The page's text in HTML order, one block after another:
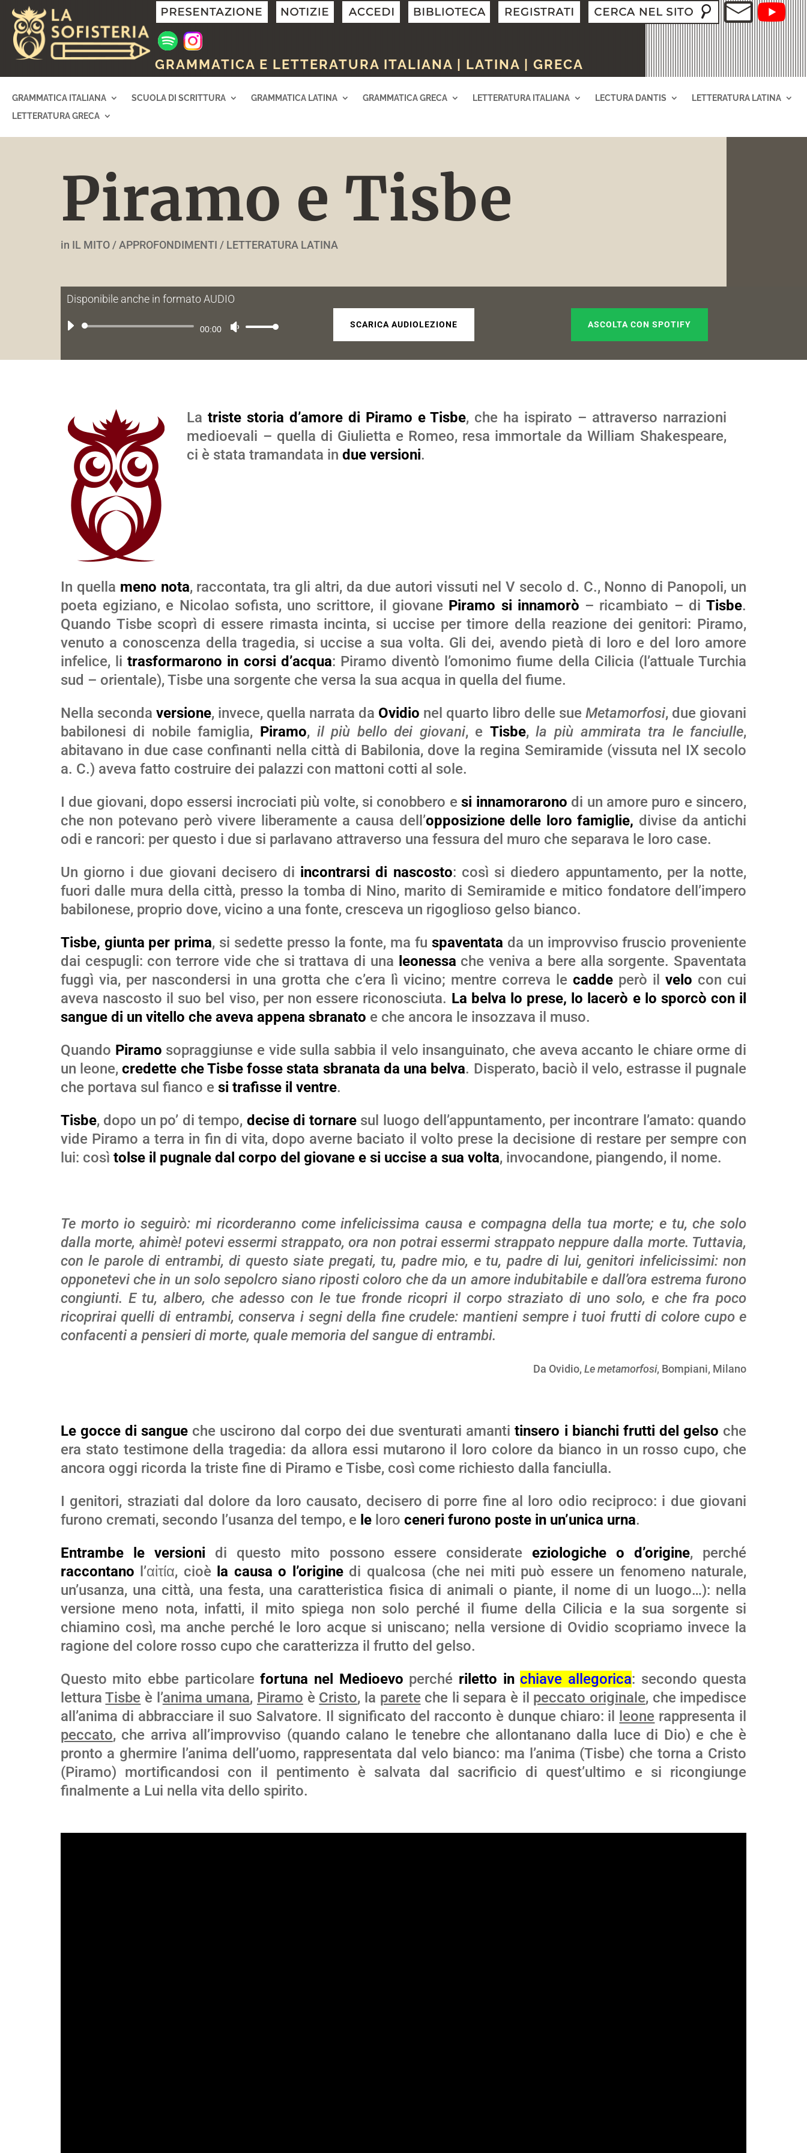
GRAMMATICA E LETTERATURA ITALIANA | LATINA | GRECA
GRAMMATICA ITALIANA SCUOLA DI SCRITTURA GRAMMATICA LATINA GRAMMATICA GRECA LETTERATURA ITALIANA LECTURA DANTIS
LETTERATURA LATINA
LETTERATURA GRECA
Piramo e Tisbe
in IL MITO / APPROFONDIMENTI / LETTERATURA LATINA
Disponibile anche in formato AUDIO
Audio
00:00
Usa
per
aumentare
o
SCARICA AUDIOLEZIONE ASCOLTA CON SPOTIFY
Latriste storia d’amore di Piramo e Tisbe, che ha ispirato – attraverso narrazioni
medioevali – quella di Giulietta e Romeo, resa immortale da William Shakespeare,
ci è stata tramandata indue versioni.
In quella meno nota, raccontata, tra gli altri, da due autori vissuti nel V secolo d. C., Nonno di Panopoli, un
poeta egiziano, e Nicolao sofista, uno scrittore, il giovane Piramo si innamorò – ricambiato – diTisbe.
Quando Tisbe scoprì di essere rimasta incinta, si uccise per timore della reazione dei genitori: Piramo,
venuto a conoscenza della tragedia, si uccise a sua volta. Gli dei, avendo pietà di loro e del loro amore
infelice, litrasformarono in corsi d’acqua: Piramo diventò l’omonimo fiume della Cilicia (l’attuale Turchia
sud – orientale), Tisbe una sorgente che versa la sua acqua in quella del fiume.
Nella seconda versione, invece, quella narrata da Ovidio nel quarto libro delle sueMetamorfosi, due giovani
babilonesi di nobile famiglia, Piramo, il più bello dei giovani, e Tisbe,la più ammirata tra le fanciulle,
abitavano in due case confinanti nella città di Babilonia, dove la regina Semiramide (vissuta nel IX secolo
a. C.) aveva fatto costruire dei palazzi con mattoni cotti al sole.
I due giovani, dopo essersi incrociati più volte, si conobbero esi innamorarono di un amore puro e sincero,
che non potevano però vivere liberamente a causa dell’opposizione delle loro famiglie, divise da antichi
odi e rancori: per questo i due si parlavano attraverso una fessura del muro che separava le loro case.
Un giorno i due giovani decisero di incontrarsi di nascosto: così si diedero appuntamento, per la notte,
fuori dalle mura della città, presso la tomba di Nino, marito di Semiramide e mitico fondatore dell’impero
babilonese, proprio dove, vicino a una fonte, cresceva un rigoglioso gelso bianco.
Tisbe, giunta per prima, si sedette presso la fonte, ma fuspaventata da un improvviso fruscio proveniente
dai cespugli: con terrore vide che si trattava di una leonessa che veniva a bere alla sorgente. Spaventata
fuggì via, per nascondersi in una grotta che c’era lì vicino; mentre correva lecadde però ilvelo con cui
aveva nascosto il suo bel viso, per non essere riconosciuta. La belva lo prese, lo lacerò e lo sporcò con il
sangue di un vitello che aveva appena sbranato e che ancora le insozzava il muso.
Quando Piramo sopraggiunse e vide sulla sabbia il velo insanguinato, che aveva accanto le chiare orme di
un leone,credette che Tisbe fosse stata sbranata da una belva. Disperato, baciò il velo, estrasse il pugnale
che portava sul fianco e si trafisse il ventre.
Tisbe, dopo un po’ di tempo, decise di tornaresul luogo dell’appuntamento, per incontrare l’amato: quando
vide Piramo a terra in fin di vita, dopo averne baciato il volto prese la decisione di restare per sempre con
lui: così tolse il pugnale dal corpo del giovane e si uccise a sua volta, invocandone, piangendo, il nome.
Te morto io seguirò: mi ricorderanno come infelicissima causa e compagna della tua morte; e tu, che solo
dalla morte, ahimè! potevi essermi strappato, ora non potrai essermi strappato neppure dalla morte. Tuttavia,
con le parole di entrambi, di questo siate pregati, tu, padre mio, e tu, padre di lui, genitori infelicissimi: non
opponetevi che in un solo sepolcro siano riposti coloro che da un amore indubitabile e dall’ora estrema furono
congiunti. E tu, albero, che adesso con le tue fronde ricopri il corpo straziato di uno solo, e che fra poco
ricoprirai quelli di entrambi, conserva i segni della fine crudele: mantieni sempre i tuoi frutti di colore cupo e
confacenti a pensieri di morte, quale memoria del sangue di entrambi.
Da Ovidio,Le metamorfosi, Bompiani, Milano
Le gocce di sangue che uscirono dal corpo dei due sventurati amantitinsero i bianchi frutti del gelso che
era stato testimone della tragedia: da allora essi mutarono il loro colore da bianco in un rosso cupo, che
ancora oggi ricorda la triste fine di Piramo e Tisbe, così come richiesto dalla fanciulla.
I genitori, straziati dal dolore da loro causato, decisero di porre fine al loro odio reciproco: i due giovani
furono cremati, secondo l’usanza del tempo, e leloro ceneri furono poste in un’unica urna.
Entrambe le versioni di questo mito possono essere considerateeziologiche o d’origine, perché
raccontano l’αἰτία, cioè la causa o l’originedi qualcosa (che nei miti può essere un fenomeno naturale,
un’usanza, una città, una festa, una caratteristica fisica di animali o piante, il nome di un luogo…): nella
versione meno nota, infatti, il mito spiega non solo perché il fiume della Cilicia e la sua sorgente si
chiamino così, ma anche perché le loro acque si uniscano; nella versione di Ovidio scopriamo invece la
ragione del colore rosso cupo che caratterizza il frutto del gelso.
Questo mito ebbe particolarefortuna nel Medioevo perché riletto in chiave allegorica: secondo questa
letturaTisbe è l’anima umana, Piramo è Cristo, la parete che li separa è il peccato originale, che impedisce
all’anima di abbracciare il suo Salvatore. Il significato del racconto è dunque chiaro: il
leone rappresenta il
peccato, che arriva all’improvviso (quando calano le tenebre che allontanano dalla luce di Dio) e che è
pronto a ghermire l’anima dell’uomo, rappresentata dal velo bianco: ma l’anima (Tisbe) che torna a Cristo
(Piramo) mortificandosi con il pentimento è salvata dal sacrificio di quest’ultimo e si ricongiunge
finalmente a Lui nella vita dello spirito.